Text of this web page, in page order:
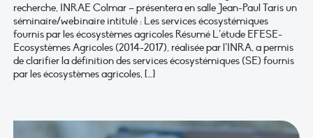
recherche, INRAE Colmar – présentera en salle Jean-Paul Taris un
séminaire/webinaire intitulé : Les services écosystémiques
fournis par les écosystèmes agricoles Résumé L’étude EFESE-
Ecosystèmes Agricoles (2014-2017), réalisée par l’INRA, a permis
de clarifier la définition des services écosystémiques (SE) fournis
par les écosystèmes agricoles, […]